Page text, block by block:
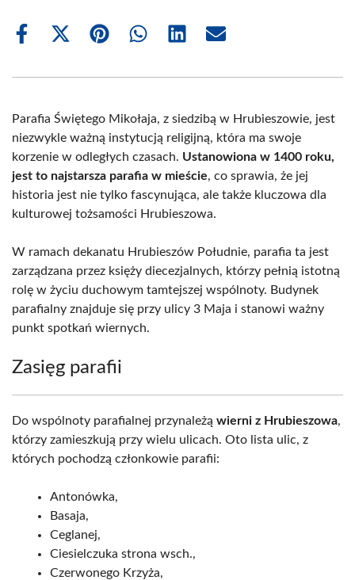
Share
Share
(Twitter)
Share Share Share Share
Parafia Świętego Mikołaja, z siedzibą w Hrubieszowie, jest
niezwykle ważną instytucją religijną, która ma swoje
korzenie w odległych czasach. Ustanowiona w 1400 roku,
jest to najstarsza parafia w mieście, co sprawia, że jej
historia jest nie tylko fascynująca, ale także kluczowa dla
kulturowej tożsamości Hrubieszowa.
W ramach dekanatu Hrubieszów Południe, parafia ta jest
zarządzana przez księży diecezjalnych, którzy pełnią istotną
rolę w życiu duchowym tamtejszej wspólnoty. Budynek
parafialny znajduje się przy ulicy 3 Maja i stanowi ważny
punkt spotkań wiernych.
Zasięg parafii
Do wspólnoty parafialnej przynależą wierni z Hrubieszowa,
którzy zamieszkują przy wielu ulicach. Oto lista ulic, z
których pochodzą członkowie parafii:
Antonówka,
Basaja,
Ceglanej,
Ciesielczuka strona wsch.,
Czerwonego Krzyża,